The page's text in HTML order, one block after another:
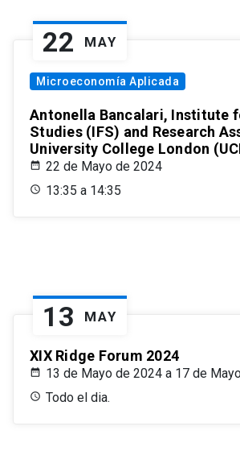
22 MAY
Microeconomía Aplicada
Antonella Bancalari, Institute
Studies (IFS) and Research
University College London
22 de Mayo de 2024
13:35 a 14:35
13 MAY
XIX Ridge Forum 2024
13 de Mayo de 2024 a 17 de
Todo el dia.